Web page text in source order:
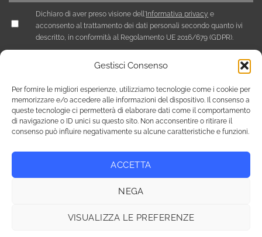
Gestisci Consenso
Per fornire le migliori esperienze, utilizziamo tecnologie come i cookie per
memorizzare e/o accedere alle informazioni del dispositivo. Il consenso a
queste tecnologie ci permetterà di elaborare dati come il comportamento
di navigazione o ID unici su questo sito. Non acconsentire o ritirare il
consenso può influire negativamente su alcune caratteristiche e funzioni.
ACCETTA
NEGA
VISUALIZZA LE PREFERENZE
Dichiaro di aver preso visione dell' Informativa privacy e
acconsento al trattamento dei dati personali secondo quanto ivi
descritto, in conformità al Regolamento UE 2016/679 (GDPR).
Privacy Policy Cookie Policy (UE)
Copyright 2026 © Tutti i diritti riservati / NEF Nord Est Fair srl ,
fax +39 049 8800944 - email: giulia@fierenef.com / p.iva & c.f.